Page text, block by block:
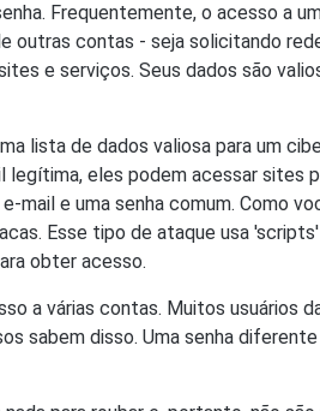
Frequentemente, o acesso a
outras contas - seja solicitando
e serviços. Seus dados são
lista de dados valiosa para um
legítima, eles podem acessar sites
mail e uma senha comum. Como
Esse tipo de ataque usa
obter acesso.
a várias contas. Muitos usuários
sabem disso. Uma senha